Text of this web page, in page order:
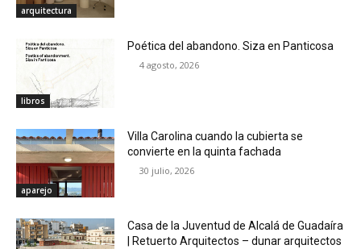
arquitectura
libros
Poética del abandono. Siza en Panticosa
4 agosto, 2026
aparejo
Villa Carolina cuando la cubierta se
convierte en la quinta fachada
30 julio, 2026
Casa de la Juventud de Alcalá de Guadaíra
| Retuerto Arquitectos – dunar arquitectos